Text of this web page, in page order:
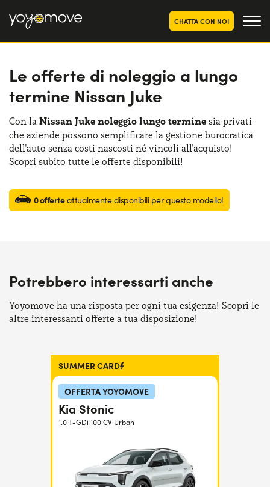
CHATTA CON NOI
OFFERTE NOLEGGIO
LUNGO TERMINE
Privati
Aziende e P.IVA
OFFERTE NOLEGGIO
CHI SIAMO
La nostra storia
COME FUNZIONA
PERCHÉ CONVIENE
Serve assistenza? 800595799
Le offerte di noleggio a lungo
termine Nissan Juke
Con la Nissan Juke noleggio lungo termine sia privati
che aziende possono semplificare la gestione burocratica
dell'auto senza costi nascosti né vincoli all'acquisto!
Scopri subito tutte le offerte disponibili!
0 offerteattualmente disponibili per questo modello!
Potrebbero interessarti anche
Yoyomove ha una risposta per ogni tua esigenza! Scopri le
altre interessanti offerte a tua disposizione!
SUMMER CARD
OFFERTA YOYOMOVE
Kia Stonic
1.0 T-GDi 100 CV Urban